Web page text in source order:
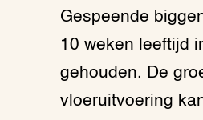
Gespeende
10 weken leeftijd
gehouden. De
vloeruitvoering